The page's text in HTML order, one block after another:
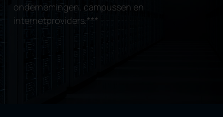
ondernemingen, campussen en
internetproviders. ***